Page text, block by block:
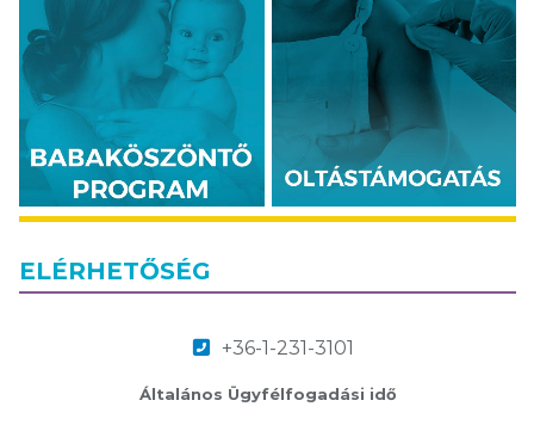
ELÉRHETŐSÉG
+36-1-231-3101
Általános Ügyfélfogadási idő